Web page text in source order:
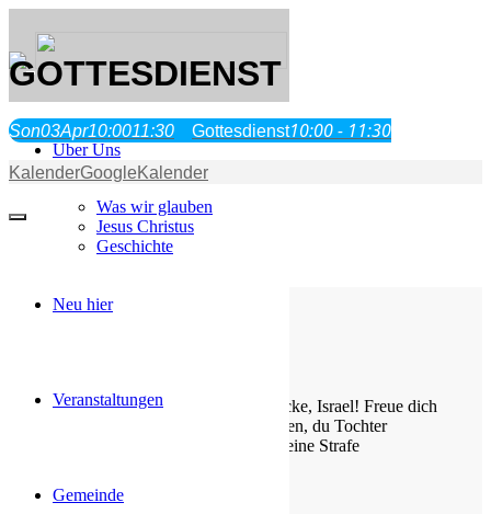
Über Uns
Was wir glauben
Jesus Christus
Geschichte
Neu hier
Veranstaltungen
Gemeinde
GOTTESDIENST
Son03Apr10:0011:30 Gottesdienst10:00 - 11:30
KalenderGoogleKalender
Jauchze, du Tochter Zion! Frohlocke, Israel! Freue dich
und sei fröhlich von ganzem Herzen, du Tochter
Jerusalem! Denn der HERR hat deine Strafe
Zefanja 3,14-15